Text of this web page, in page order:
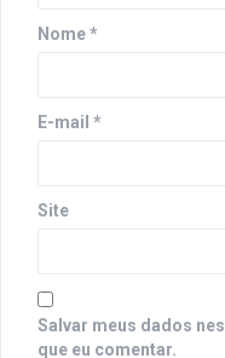
Nome*
E-mail *
Site
Salvar meus dados
que eu comentar.